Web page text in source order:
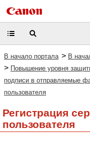
В начало портала > В
> Повышение уровня
подписи в отправляемые
пользователя
Регистрация
пользователя